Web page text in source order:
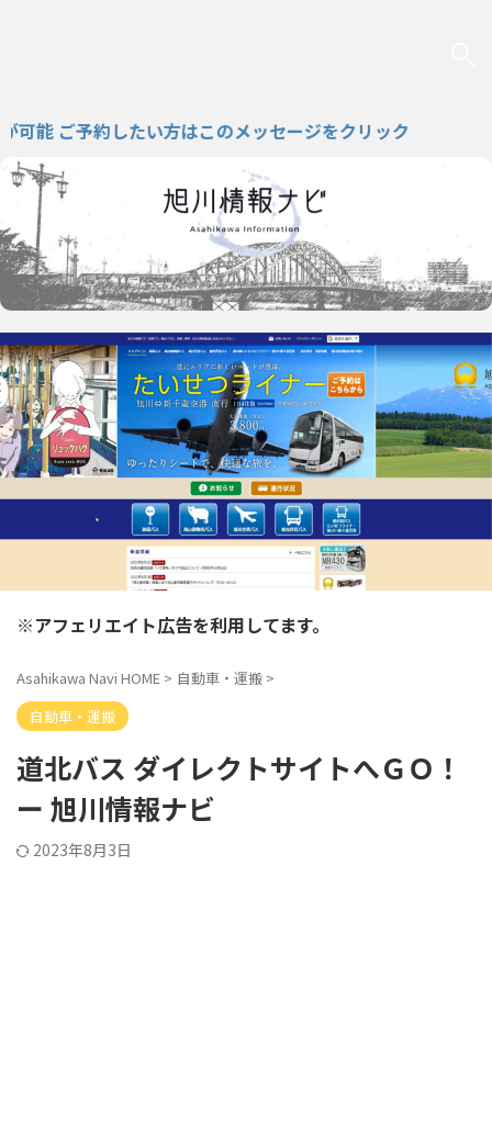
ご予約したい方はこのメッセージをクリック
※アフェリエイト広告を利用してます。
Asahikawa Navi HOME > 自動車・運搬 >
自動車・運搬
道北バス ダイレクトサイトへＧＯ！
ー 旭川情報ナビ
2023年8月3日